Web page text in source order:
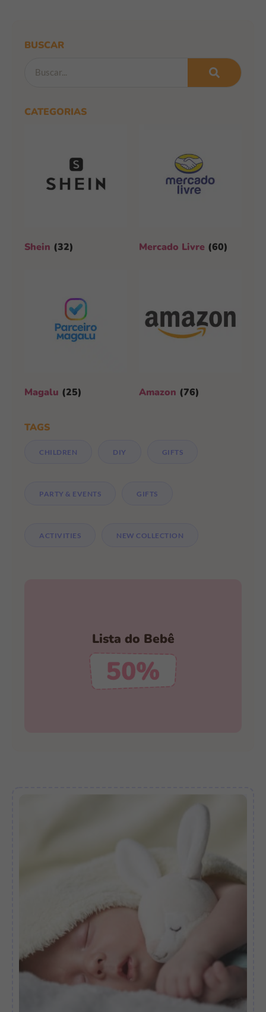
BUSCAR
CATEGORIAS
Shein (32) Mercado Livre (60)
Magalu (25) Amazon (76)
TAGS
CHILDREN DIY GIFTS
PARTY & EVENTS GIFTS
ACTIVITIES NEW COLLECTION
Lista do Bebê
CRIAR MINHA LISTA